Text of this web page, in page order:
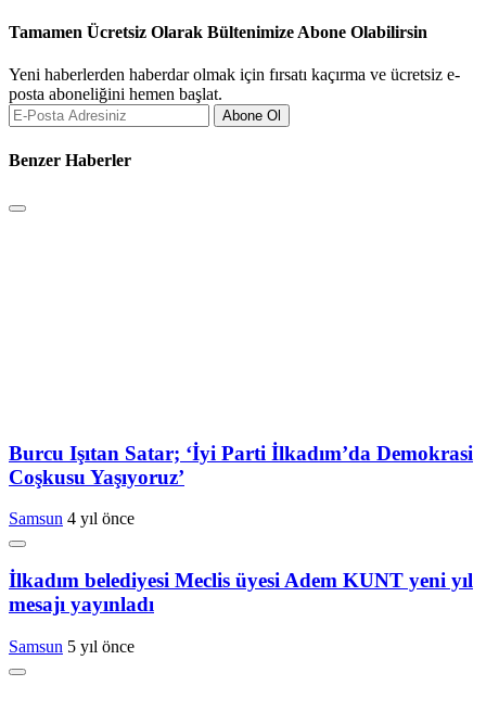
Tamamen Ücretsiz Olarak Bültenimize Abone Olabilirsin
Yeni haberlerden haberdar olmak için fırsatı kaçırma ve ücretsiz e-
posta aboneliğini hemen başlat.
Abone Ol
Benzer Haberler
Burcu Işıtan Satar; ‘İyi Parti İlkadım’da Demokrasi
Coşkusu Yaşıyoruz’
Samsun 4 yıl önce
İlkadım belediyesi Meclis üyesi Adem KUNT yeni yıl
mesajı yayınladı
Samsun 5 yıl önce